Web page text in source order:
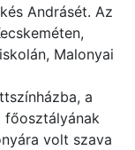
Andrásét. Az
Malonyai
a
főosztályának
volt szava